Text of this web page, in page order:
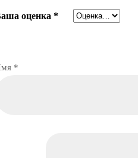
*
оценка*